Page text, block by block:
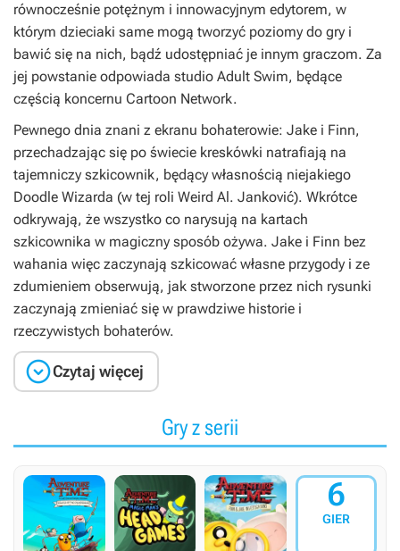
równocześnie potężnym i innowacyjnym edytorem, w
którym dzieciaki same mogą tworzyć poziomy do gry i
bawić się na nich, bądź udostępniać je innym graczom. Za
jej powstanie odpowiada studio Adult Swim, będące
częścią koncernu Cartoon Network.
Pewnego dnia znani z ekranu bohaterowie: Jake i Finn,
przechadzając się po świecie kreskówki natrafiają na
tajemniczy szkicownik, będący własnością niejakiego
Doodle Wizarda (w tej roli Weird Al. Janković). Wkrótce
odkrywają, że wszystko co narysują na kartach
szkicownika w magiczny sposób ożywa. Jake i Finn bez
wahania więc zaczynają szkicować własne przygody i ze
zdumieniem obserwują, jak stworzone przez nich rysunki
zaczynają zmieniać się w prawdziwe historie i
rzeczywistych bohaterów.
Czytaj więcej
Gry z serii
6
GIER